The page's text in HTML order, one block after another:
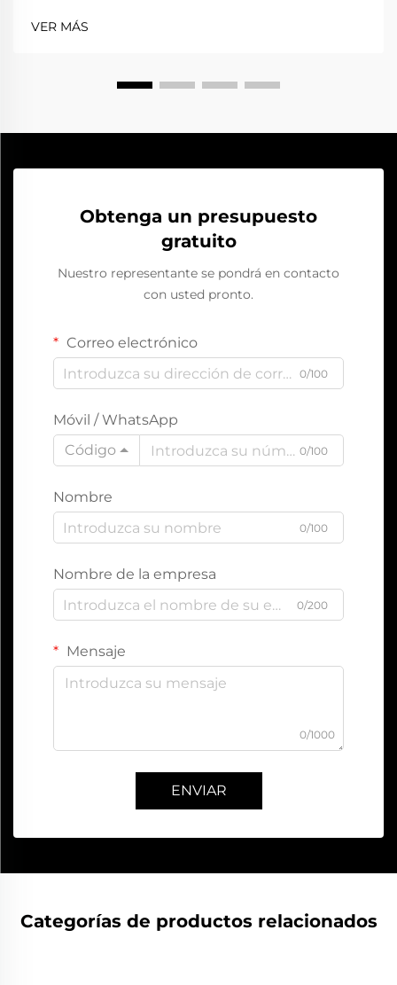
encendidas o la batería se ha deteriorado con el
tiempo, y su automóvil no arranca. En lugar de llamar
VER MÁS
Obtenga un presupuesto
gratuito
Nuestro representante se pondrá en contacto
con usted pronto.
Correo electrónico
0/100
Móvil / WhatsApp
Código
0/100
Nombre
0/100
Nombre de la empresa
0/200
Mensaje
0/1000
ENVIAR
Categorías de productos relacionados